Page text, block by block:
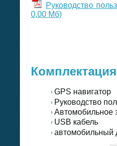
Руководство
0,00 Mб)
GPS навигатор
Руководство
Автомобильное
USB кабель
автомобильный